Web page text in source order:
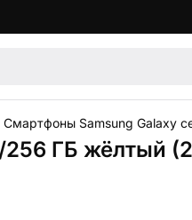
Смартфоны Samsung Galaxy
ГБ жёлтый